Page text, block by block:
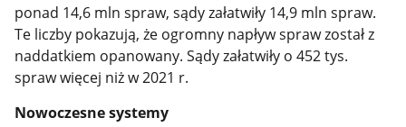
ponad 14,6 mln spraw, sądy załatwiły 14,9 mln spraw.
Te liczby pokazują, że ogromny napływ spraw został z
naddatkiem opanowany. Sądy załatwiły o 452 tys.
spraw więcej niż w 2021 r.
Nowoczesne systemy